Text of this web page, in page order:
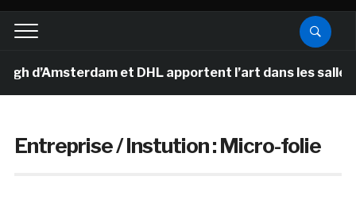
et DHL apportent l’art dans les salles de
Entreprise / Instution :Micro-folie